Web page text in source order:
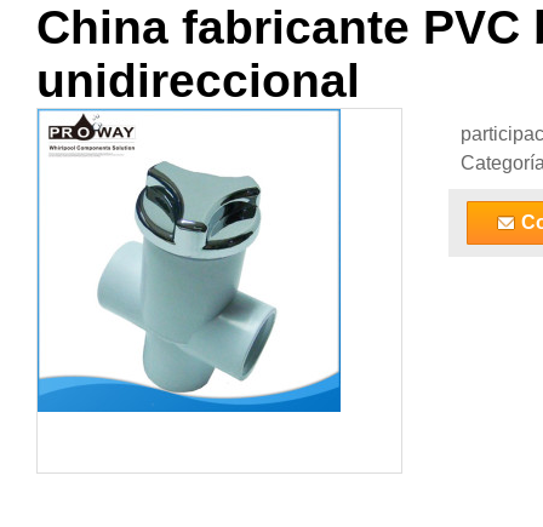
China fabricante
unidireccional